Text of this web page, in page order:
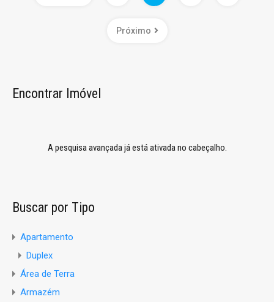
Próximo
Encontrar Imóvel
A pesquisa avançada já está ativada no cabeçalho.
Buscar por Tipo
Apartamento
Duplex
Área de Terra
Armazém